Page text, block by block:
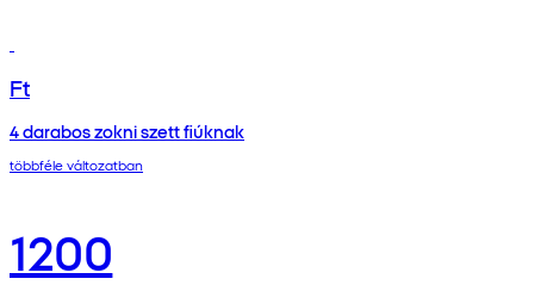
Ft
4 darabos zokni szett fiúknak
többféle változatban
1200